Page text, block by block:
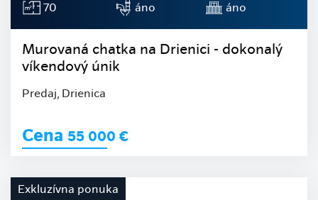
70 áno áno
Murovaná chatka na Drienici - dokonalý
víkendový únik
Predaj, Drienica
Cena 55 000 €
Exkluzívna ponuka